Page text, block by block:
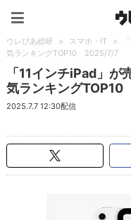
ウレぴあ総研 > スマホ・IT >
気ランキングTOP10 2025/7/7
「11インチiPad」
気ランキング
2025.7.7 12:30配信